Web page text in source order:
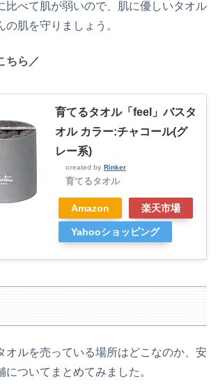
比べて肌が弱いので、肌に優しいタオル
の肌を守りましょう。
ちら／
育てるタオル「feel」バスタ
オル カラー:チャコール(グ
レー系)
created by Rinker
育てるタオル
Amazon 楽天市場
Yahooショッピング
オルを売っている場所はどこなのか、安
についてまとめてみました。